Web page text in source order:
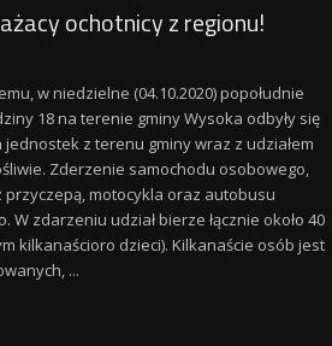
ochotnicy z regionu!
w niedzielne (04.10.2020) popołudnie
18 na terenie gminy Wysoka odbyły się
jednostek z terenu gminy wraz z udziałem
Zderzenie samochodu osobowego,
przyczepą, motocykla oraz autobusu
W zdarzeniu udział bierze łącznie około 40
kilkanaścioro dzieci). Kilkanaście osób jest
...